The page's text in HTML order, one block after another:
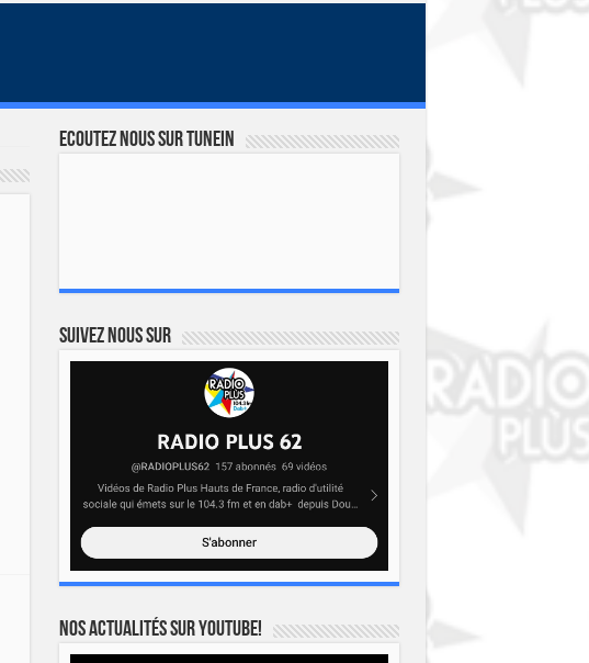
Ecoutez nous sur TuneIn
Suivez nous sur
Nos actualités sur YOUTUBE!